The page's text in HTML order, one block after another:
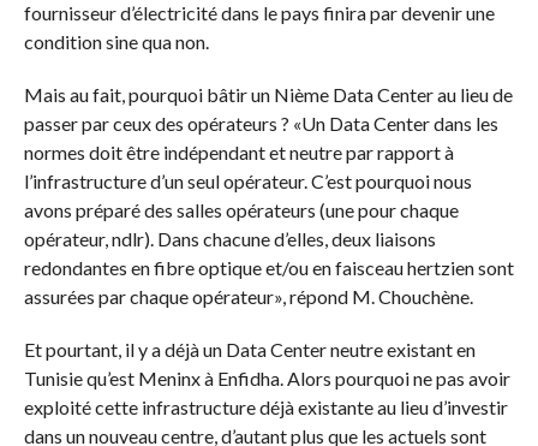
fournisseur d’électricité dans le pays finira par devenir une
condition sine qua non.
Mais au fait, pourquoi bâtir un Nième Data Center au lieu de
passer par ceux des opérateurs ? «Un Data Center dans les
normes doit être indépendant et neutre par rapport à
l’infrastructure d’un seul opérateur. C’est pourquoi nous
avons préparé des salles opérateurs (une pour chaque
opérateur, ndlr). Dans chacune d’elles, deux liaisons
redondantes en fibre optique et/ou en faisceau hertzien sont
assurées par chaque opérateur», répond M. Chouchène.
Et pourtant, il y a déjà un Data Center neutre existant en
Tunisie qu’est Meninx à Enfidha. Alors pourquoi ne pas avoir
exploité cette infrastructure déjà existante au lieu d’investir
dans un nouveau centre, d’autant plus que les actuels sont